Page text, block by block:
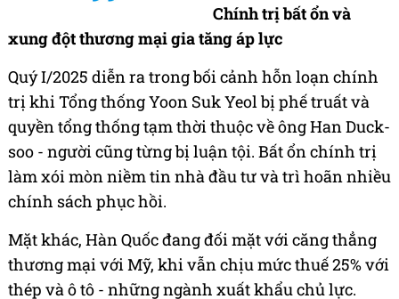
Chính trị bất ổn và
xung đột thương mại gia tăng áp lực
Quý I/2025 diễn ra trong bối cảnh hỗn loạn chính
trị khi Tổng thống Yoon Suk Yeol bị phế truất và
quyền tổng thống tạm thời thuộc về ông Han Duck-
soo - người cũng từng bị luận tội. Bất ổn chính trị
làm xói mòn niềm tin nhà đầu tư và trì hoãn nhiều
chính sách phục hồi.
Mặt khác, Hàn Quốc đang đối mặt với căng thẳng
thương mại với Mỹ, khi vẫn chịu mức thuế 25% với
thép và ô tô - những ngành xuất khẩu chủ lực.